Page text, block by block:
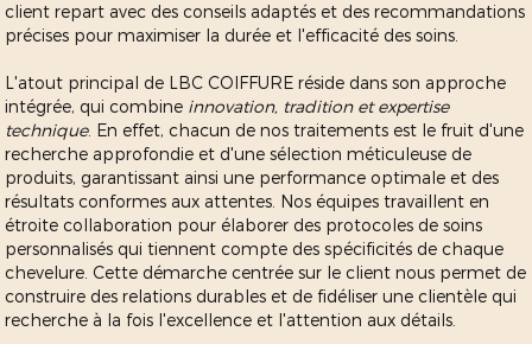
client repart avec des conseils adaptés et des recommandations
précises pour maximiser la durée et l'efficacité des soins.
L'atout principal de LBC COIFFURE réside dans son approche
intégrée, qui combine innovation, tradition et expertise
technique. En effet, chacun de nos traitements est le fruit d'une
recherche approfondie et d'une sélection méticuleuse de
produits, garantissant ainsi une performance optimale et des
résultats conformes aux attentes. Nos équipes travaillent en
étroite collaboration pour élaborer des protocoles de soins
personnalisés qui tiennent compte des spécificités de chaque
chevelure. Cette démarche centrée sur le client nous permet de
construire des relations durables et de fidéliser une clientèle qui
recherche à la fois l'excellence et l'attention aux détails.